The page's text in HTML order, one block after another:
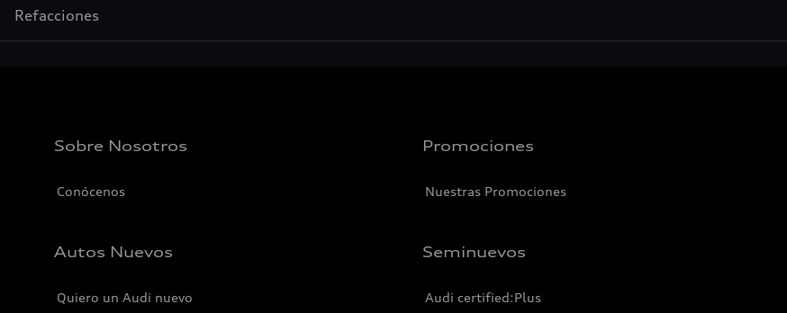
Refacciones
Sobre Nosotros
Conócenos
Promociones
Nuestras Promociones
Autos Nuevos
Quiero un Audi nuevo
Seminuevos
Audi certified:Plus